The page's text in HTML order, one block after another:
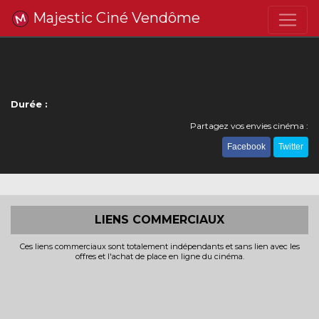
Majestic Ciné Vendôme
Durée :
Partagez vos envies cinéma :
Facebook Twitter
LIENS COMMERCIAUX
Ces liens commerciaux sont totalement indépendants et sans lien avec les
offres et l'achat de place en ligne du cinéma.